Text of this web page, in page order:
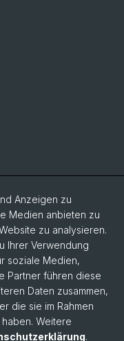
Anzeigen zu
Medien anbieten zu
zu analysieren.
Ihrer Verwendung
soziale Medien,
Partner führen diese
Daten zusammen,
die sie im Rahmen
Weitere
.